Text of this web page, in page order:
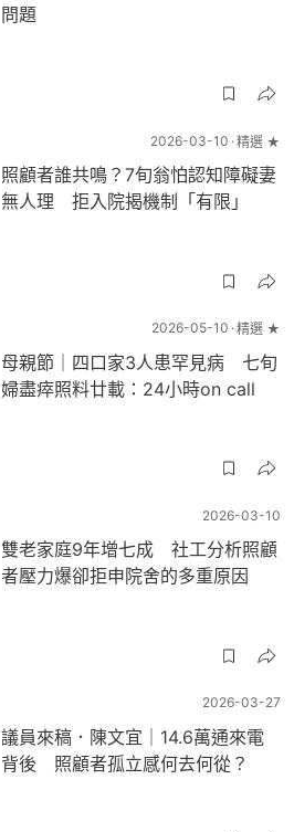
問題
2026-03-10 精選 ★
照顧者誰共鳴？7旬翁怕認知障礙妻
無人理 拒入院揭機制「有限」
2026-05-10 精選 ★
母親節｜四口家3人患罕見病 七旬
婦盡瘁照料廿載：24小時on call
2026-03-10
雙老家庭9年增七成 社工分析照顧
者壓力爆卻拒申院舍的多重原因
2026-03-27
議員來稿．陳文宜｜14.6萬通來電
背後 照顧者孤立感何去何從？